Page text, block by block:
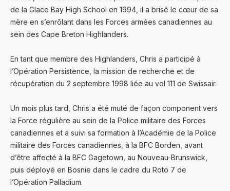
de la Glace Bay High School en 1994, il a brisé le cœur de sa
mère en s’enrôlant dans les Forces armées canadiennes au
sein des Cape Breton Highlanders.
En tant que membre des Highlanders, Chris a participé à
l’Opération Persistence, la mission de recherche et de
récupération du 2 septembre 1998 liée au vol 111 de Swissair.
Un mois plus tard, Chris a été muté de façon component vers
la Force régulière au sein de la Police militaire des Forces
canadiennes et a suivi sa formation à l’Académie de la Police
militaire des Forces canadiennes, à la BFC Borden, avant
d’être affecté à la BFC Gagetown, au Nouveau-Brunswick,
puis déployé en Bosnie dans le cadre du Roto 7 de
l’Opération Palladium.